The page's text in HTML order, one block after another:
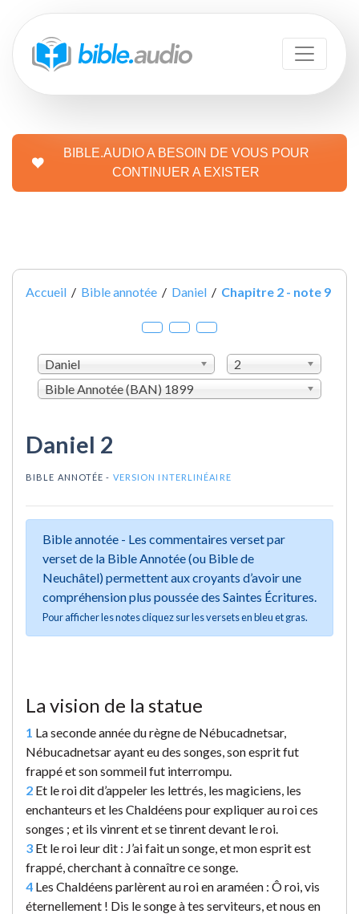
BIBLE.AUDIO A BESOIN DE VOUS POUR
CONTINUER A EXISTER
Accueil / Bible annotée / Daniel / Chapitre 2 - note 9
Daniel
2
Bible Annotée (BAN) 1899
Daniel 2
BIBLE ANNOTÉE - VERSION INTERLINÉAIRE
Bible annotée - Les commentaires verset par
verset de la Bible Annotée (ou Bible de
Neuchâtel) permettent aux croyants d’avoir une
compréhension plus poussée des Saintes Écritures.
Pour afficher les notes cliquez sur les versets en bleu et gras.
La vision de la statue
1 La seconde année du règne de Nébucadnetsar,
Nébucadnetsar ayant eu des songes, son esprit fut
frappé et son sommeil fut interrompu.
2 Et le roi dit d’appeler les lettrés, les magiciens, les
enchanteurs et les Chaldéens pour expliquer au roi ces
songes ; et ils vinrent et se tinrent devant le roi.
3 Et le roi leur dit : J’ai fait un songe, et mon esprit est
frappé, cherchant à connaître ce songe.
4 Les Chaldéens parlèrent au roi en araméen : Ô roi, vis
éternellement ! Dis le songe à tes serviteurs, et nous en